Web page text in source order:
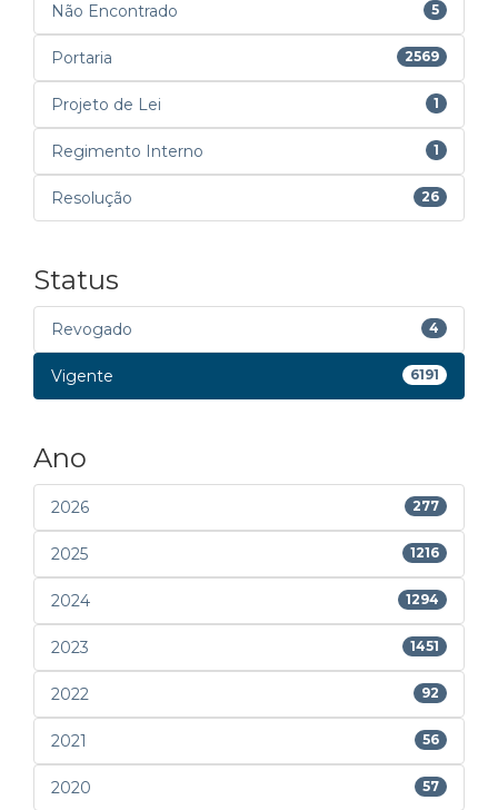
Não Encontrado 5
Portaria 2569
Projeto de Lei 1
Regimento Interno 1
Resolução 26
Status
Revogado 4
Vigente 6191
Ano
2026 277
2025 1216
2024 1294
2023 1451
2022 92
2021 56
2020 57